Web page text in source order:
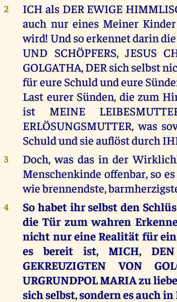
2
ICH als DER EWIGE
auch nur eines Meiner
wird! Und so erkennet darin
UND SCHÖPFERS, JESUS
GOLGATHA, DER sich selbst
für eure Schuld und eure
Last eurer Sünden, die zum
ist MEINE
ERLÖSUNGSMUTTER, was
Schuld und sie auflöst durch
3
Doch, was das in der
Menschenkinde offenbar, so
wie brennendste,
4
So habet ihr selbst den
die Tür zum wahren
nicht nur eine Realität für
es bereit ist, MICH, DEN
GEKREUZIGTEN VON
URGRUNDPOL MARIA zu
sich selbst, sondern es auch